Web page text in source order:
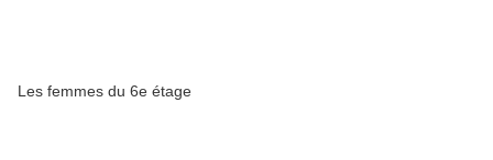
Les femmes du 6e étage